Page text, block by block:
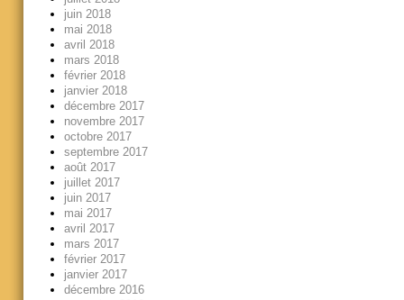
juin 2018
mai 2018
avril 2018
mars 2018
février 2018
janvier 2018
décembre 2017
novembre 2017
octobre 2017
septembre 2017
août 2017
juillet 2017
juin 2017
mai 2017
avril 2017
mars 2017
février 2017
janvier 2017
décembre 2016